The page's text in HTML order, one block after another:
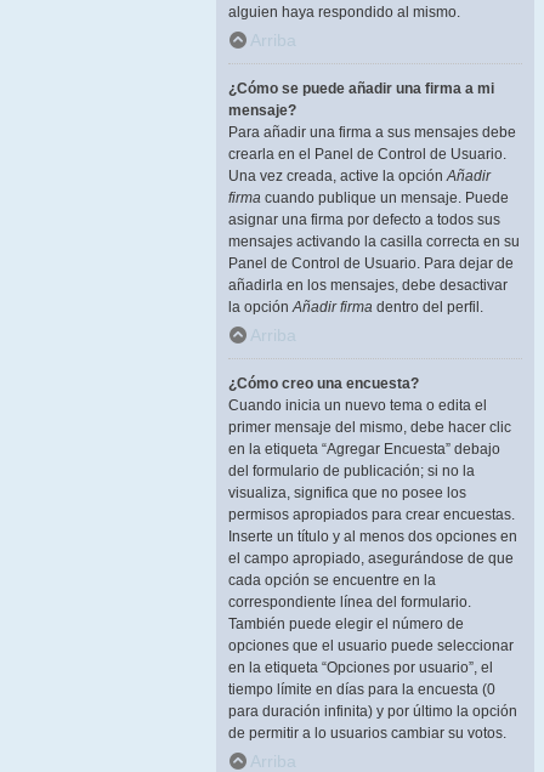
alguien haya respondido al mismo.
Arriba
¿Cómo se puede añadir una firma a mi
mensaje?
Para añadir una firma a sus mensajes debe
crearla en el Panel de Control de Usuario.
Una vez creada, active la opciónAñadir
firma cuando publique un mensaje. Puede
asignar una firma por defecto a todos sus
mensajes activando la casilla correcta en su
Panel de Control de Usuario. Para dejar de
añadirla en los mensajes, debe desactivar
la opciónAñadir firma dentro del perfil.
Arriba
¿Cómo creo una encuesta?
Cuando inicia un nuevo tema o edita el
primer mensaje del mismo, debe hacer clic
en la etiqueta “Agregar Encuesta” debajo
del formulario de publicación; si no la
visualiza, significa que no posee los
permisos apropiados para crear encuestas.
Inserte un título y al menos dos opciones en
el campo apropiado, asegurándose de que
cada opción se encuentre en la
correspondiente línea del formulario.
También puede elegir el número de
opciones que el usuario puede seleccionar
en la etiqueta “Opciones por usuario”, el
tiempo límite en días para la encuesta (0
para duración infinita) y por último la opción
de permitir a lo usuarios cambiar su votos.
Arriba